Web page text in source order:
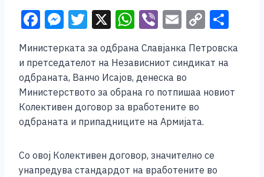
F
c
e
b
o
o
k
M
ss
e
n
g
er
T
tt
er
X W
h
at
s
A
p
p
Vi
b
er
E
m
ai
l
C
p
Li
ar
Министерката за одбрана Славјанка Петровска
и претседателот на Независниот синдикат на
одбраната, Ванчо Исајов, денеска во
Министерството за обрана го потпишаа новиот
Колективен договор за вработените во
одбраната и припадниците на Армијата.
Со овој Колективен договор, значително се
унапредува стандардот на вработените во